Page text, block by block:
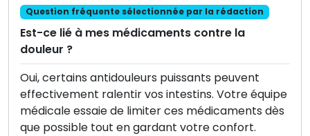
Question fréquente sélectionnée par la rédaction
Est-ce lié à mes médicaments contre la
douleur ?
Oui, certains antidouleurs puissants peuvent
effectivement ralentir vos intestins. Votre équipe
médicale essaie de limiter ces médicaments dès
que possible tout en gardant votre confort.